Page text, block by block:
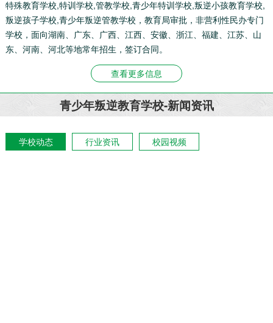
特殊教育学校,特训学校,管教学校,青少年特训学校,叛逆小孩教育学校,
叛逆孩子学校,青少年叛逆管教学校，教育局审批，非营利性民办专门
学校，面向湖南、广东、广西、江西、安徽、浙江、福建、江苏、山
东、河南、河北等地常年招生，签订合同。
查看更多信息
青少年叛逆教育学校-新闻资讯
学校动态 行业资讯 校园视频